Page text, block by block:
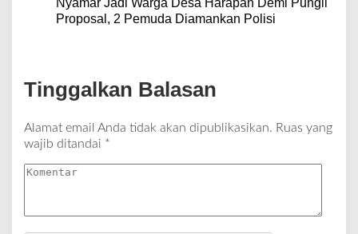
Nyamar Jadi Warga Desa Harapan Demi Pungli
Proposal, 2 Pemuda Diamankan Polisi
Tinggalkan Balasan
Alamat email Anda tidak akan dipublikasikan. Ruas yang
wajib ditandai *